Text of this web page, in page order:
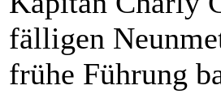
fälligen
frühe Führung